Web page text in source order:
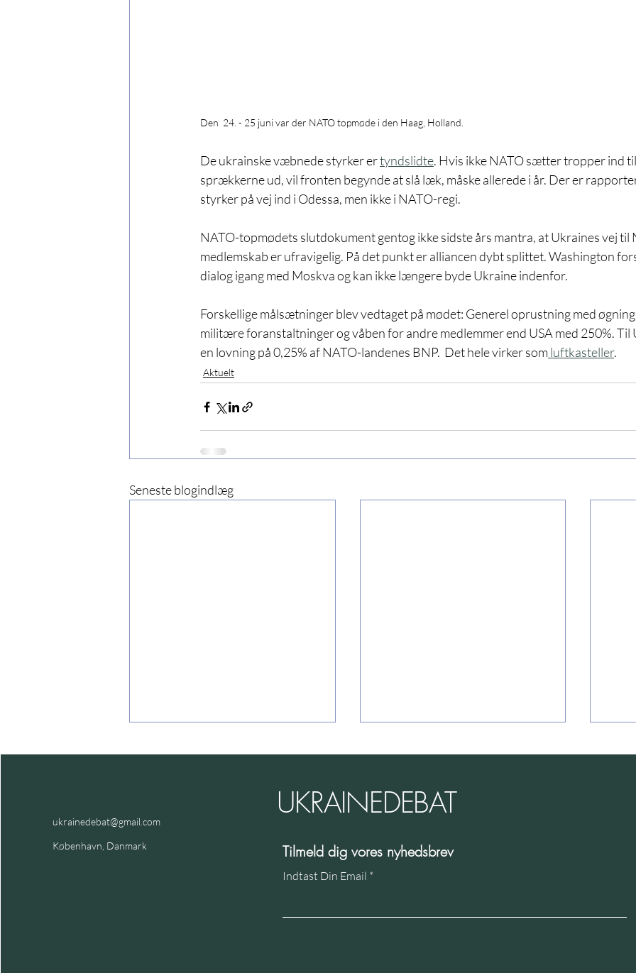
Den  24. - 25 juni var der NATO topmøde i den Haag, Holland.
De ukrainske væbnede styrker er tyndslidte. Hvis ikke NATO sætter tropper ind
sprækkerne ud, vil fronten begynde at slå læk, måske allerede i år. Der er
styrker på vej ind i Odessa, men ikke i NATO-regi.
NATO-topmødets slutdokument gentog ikke sidste års mantra, at Ukraines vej til
medlemskab er ufravigelig. På det punkt er alliancen dybt splittet. Washington
dialog igang med Moskva og kan ikke længere byde Ukraine indenfor.
Forskellige målsætninger blev vedtaget på mødet: Generel oprustning med
militære foranstaltninger og våben for andre medlemmer end USA med 250%. Til
en lovning på 0,25% af NATO-landenes BNP.  Det hele virker som luftkasteller.
Aktuelt
Seneste blogindlæg
Paradigmernes sammenstød og
ukrainedebat@gmail.com
København, Danmark
UKRAINEDEBAT
Tilmeld dig vores nyhedsbrev
Indtast Din Email